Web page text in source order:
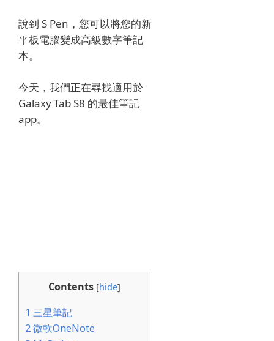
說到 S Pen，您可以將您的新
平板電腦變成高級數字筆記
本。
今天，我們正在尋找適用於
Galaxy Tab S8 的最佳筆記
app。
Contents [hide]
1 三星筆記
2微軟OneNote